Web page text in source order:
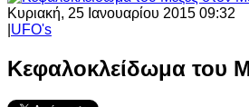
Κυριακή, 25 Ιανουαρίου 2015 09:32
UFO's
Κεφαλοκλείδωμα του